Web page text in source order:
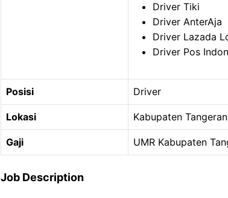
Driver Tiki
Driver AnterAja
Driver Lazada
Driver Pos
Posisi Driver
Lokasi Kabupaten
Gaji UMR Kabupaten
Job Description